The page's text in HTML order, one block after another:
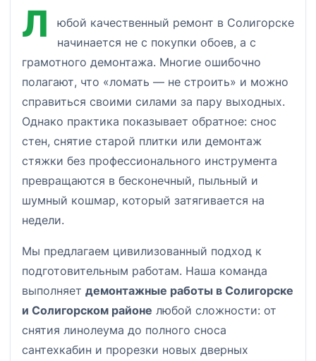
Л
юбой качественный ремонт в Солигорске
начинается не с покупки обоев, а с
грамотного демонтажа. Многие ошибочно
полагают, что «ломать — не строить» и можно
справиться своими силами за пару выходных.
Однако практика показывает обратное: снос
стен, снятие старой плитки или демонтаж
стяжки без профессионального инструмента
превращаются в бесконечный, пыльный и
шумный кошмар, который затягивается на
недели.
Мы предлагаем цивилизованный подход к
подготовительным работам. Наша команда
выполняет демонтажные работы в Солигорске
и Солигорском районе любой сложности: от
снятия линолеума до полного сноса
сантехкабин и прорезки новых дверных